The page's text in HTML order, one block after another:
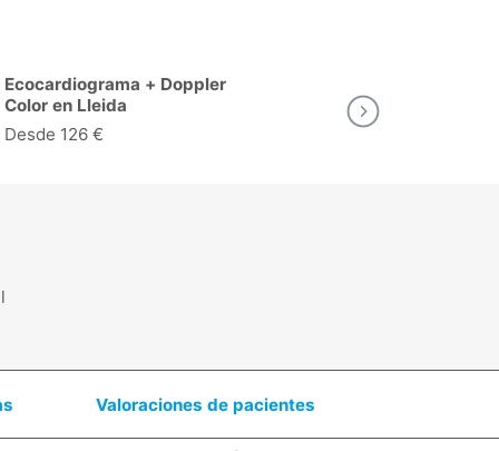
Ergometría (Prueba de
Esfuerzo) en Lleida
Desde 135 €
Valoraciones de pacientes